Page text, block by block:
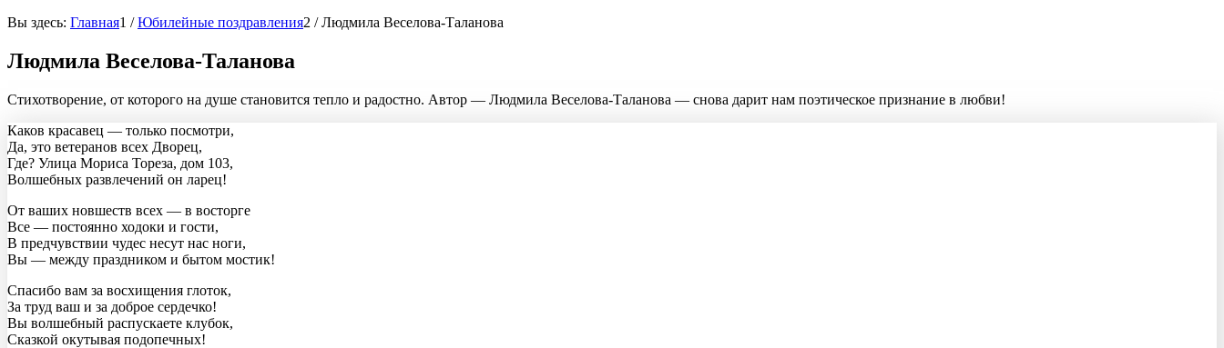
Вы здесь: Главная1 / Юбилейные поздравления2 / Людмила Веселова-Таланова
Людмила Веселова-Таланова
Стихотворение, от которого на душе становится тепло и радостно. Автор — Людмила Веселова-Таланова — снова дарит нам поэтическое признание в любви!
Каков красавец — только посмотри,
Да, это ветеранов всех Дворец,
Где? Улица Мориса Тореза, дом 103,
Волшебных развлечений он ларец!
От ваших новшеств всех — в восторге
Все — постоянно ходоки и гости,
В предчувствии чудес несут нас ноги,
Вы — между праздником и бытом мостик!
Спасибо вам за восхищения глоток,
За труд ваш и за доброе сердечко!
Вы волшебный распускаете клубок,
Сказкой окутывая подопечных!